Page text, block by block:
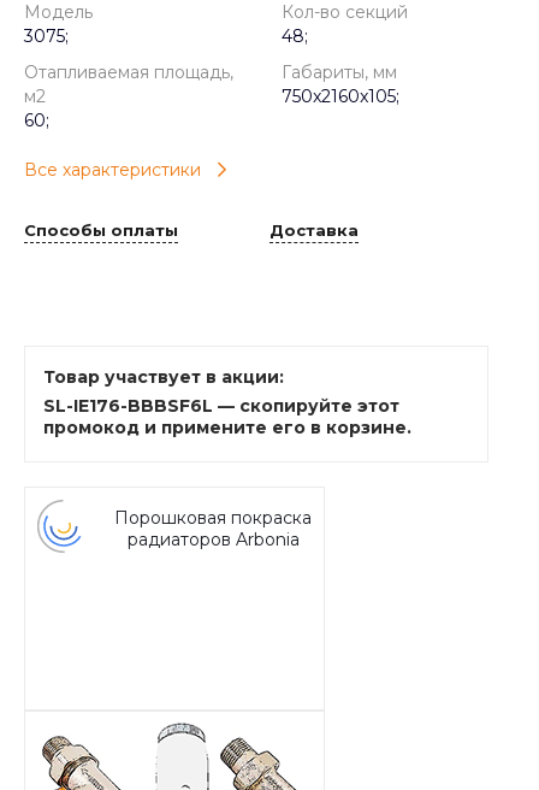
Модель
3075;
Кол-во секций
48;
Отапливаемая площадь,
м2
60;
Габариты, мм
750x2160x105;
Все характеристики
Способы оплаты Доставка
Товар участвует в акции:
SL-IE176-BBBSF6L — скопируйте этот
промокод и примените его в корзине.
Порошковая покраска
радиаторов Arbonia